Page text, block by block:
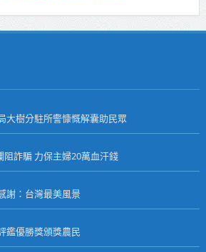
大樹分駐所警慷慨解囊助民眾
詐騙 力保主婦20萬血汗錢
謝：台灣最美風景
鑑優勝獎頒獎農民